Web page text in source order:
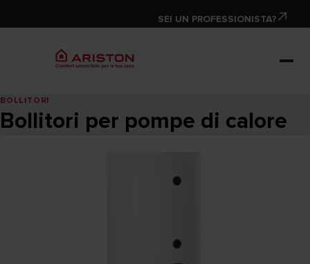
SEI UN PROFESSIONISTA?
BOLLITORI
Bollitori per pompe di calore